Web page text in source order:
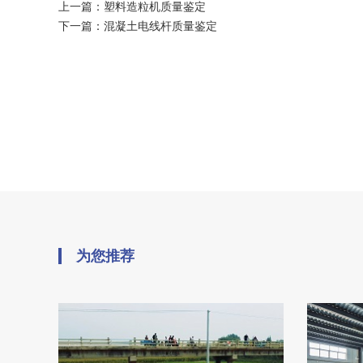
上一篇： 塑料造粒机质量鉴定
下一篇： 混凝土电线杆质量鉴定
为您推荐